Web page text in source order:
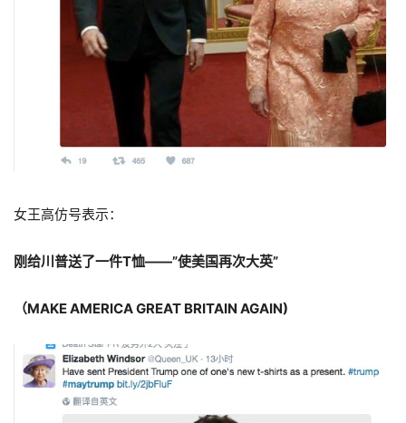
女王高仿号表示：
刚给川普送了一件T恤——”使美国再次大英”
（MAKE AMERICA GREAT BRITAIN AGAIN)